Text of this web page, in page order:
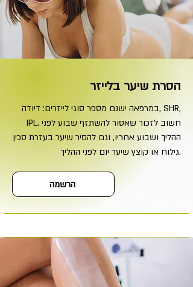
הסרת שיער בלייזר
במרפאה ישנם מספר סוגי לייזרים: דיודה, SHR,
IPL. חשוב לזכור שאסור להשתזף שבוע לפני
ההליך ושבוע אחריו, וגם להסיר שיער בעזרת סכין
גילוח או קוצץ שיער יום לפני ההליך.
הרשמה